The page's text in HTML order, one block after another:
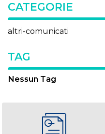
CATEGORIE
altri-comunicati
TAG
Nessun Tag